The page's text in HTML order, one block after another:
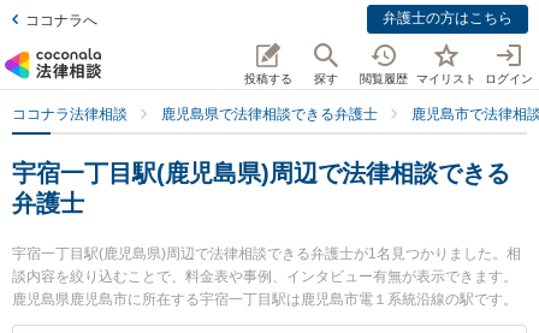
ココナラへ 弁護士の方はこちら
投稿する 探す 閲覧履歴 マイリスト ログイン
ココナラ法律相談 鹿児島県で法律相談できる弁護士 鹿児島市で法律相
宇宿一丁目駅(鹿児島県)周辺で法律相談できる
弁護士
宇宿一丁目駅(鹿児島県)周辺で法律相談できる弁護士が1名見つかりました。相
談内容を絞り込むことで、料金表や事例、インタビュー有無が表示できます。
鹿児島県鹿児島市に所在する宇宿一丁目駅は鹿児島市電１系統沿線の駅です。
より多くの弁護士から探したいときは市区町村検索や同一路線のより大きな駅